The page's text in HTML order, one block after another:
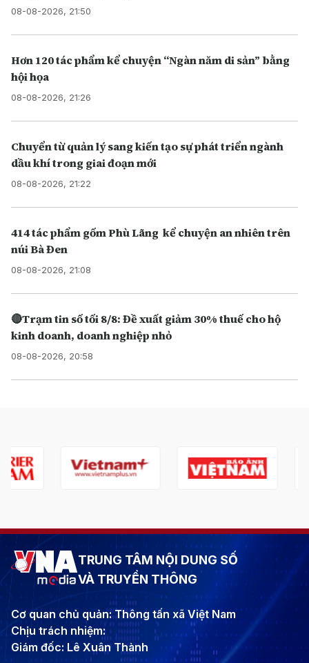
08-08-2026, 21:50
Hơn 120 tác phẩm kể chuyện “Ngàn năm di sản” bằng
hội họa
08-08-2026, 21:26
Chuyển từ quản lý sang kiến tạo sự phát triển ngành
dầu khí trong giai đoạn mới
08-08-2026, 21:22
414 tác phẩm gốm Phù Lãng kể chuyện an nhiên trên
núi Bà Đen
08-08-2026, 21:08
🔴Trạm tin số tối 8/8: Đề xuất giảm 30% thuế cho hộ
kinh doanh, doanh nghiệp nhỏ
08-08-2026, 20:58
TRUNG TÂM NỘI DUNG SỐ
VÀ TRUYỀN THÔNG
Cơ quan chủ quản: Thông tấn xã Việt Nam
Chịu trách nhiệm:
Giám đốc: Lê Xuân Thành